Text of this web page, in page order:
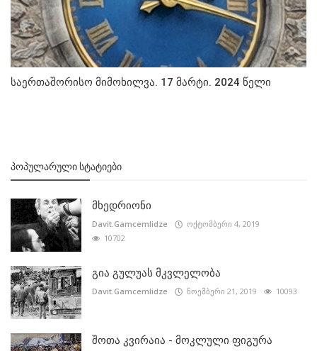
საერთაშორისო მიმოხილვა. 17 მარტი. 2024 წელი
ᲞᲝᲞᲣᲚᲐᲠᲣᲚᲘ ᲡᲢᲐᲢᲘᲔᲑᲘ
მხედრიონი
Davit.Gamcemlidze
ოქტომბერი 4, 2019
10702
გია გულუას მკვლელობა
Davit.Gamcemlidze ნოემბერი 21, 2019 10093
შოთა კვირაია - მოკლული ფიგურა